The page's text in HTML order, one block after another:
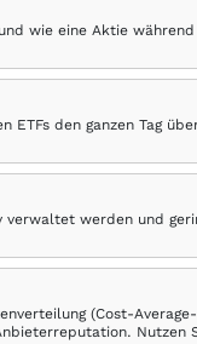
wie eine Aktie
ETFs den ganzen Tag
werden und
(Cost-
Nutzen